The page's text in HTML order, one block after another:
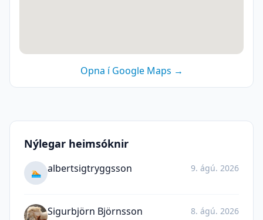
Opna í Google Maps →
Nýlegar heimsóknir
🏊 albertsigtryggsson 9. ágú. 2026
Sigurbjörn Björnsson 8. ágú. 2026